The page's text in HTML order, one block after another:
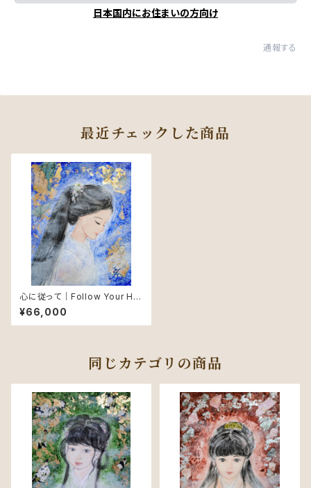
日本国内にお住まいの方向け
通報する
最近チェックした商品
心に従って｜Follow Your He
art
¥66,000
同じカテゴリの商品